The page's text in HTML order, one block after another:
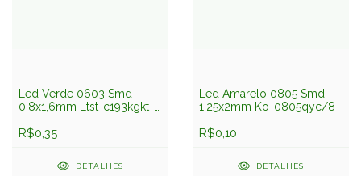
Led Verde 0603 Smd
0,8x1,6mm Ltst-c193kgkt-
R$0,35
DETALHES
Led Amarelo 0805 Smd
1,25x2mm Ko-0805qyc/8
R$0,10
DETALHES